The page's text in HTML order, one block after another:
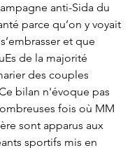
anti-Sida du
parce qu’on y voyait
et que
de la majorité
des couples
bilan n'évoque pas
fois où MM
sont apparus aux
sportifs mis en